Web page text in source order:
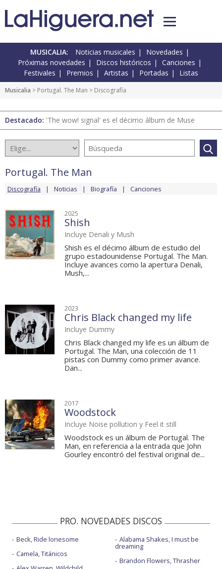
MUSICALIA: Noticias musicales
Novedades
Próximas novedades
Discos históricos
Canciones
Festivales
Premios Artistas Portadas Listas
Musicalia > Portugal. The Man > Discografía
Destacado: 'The wow! signal' es el décimo álbum de Muse
Portugal. The Man
Discografía Noticias Biografía Canciones
2025
Shish
Incluye Denali y Mush
Shish es el décimo álbum de estudio del
grupo estadounidense Portugal. The Man.
Incluye avances como la apertura Denali,
Mush,...
2023
Chris Black changed my life
Incluye Dummy
Chris Black changed my life es un álbum de
Portugal. The Man, una colección de 11
pistas con Dummy como primer avance.
Dan...
2017
Woodstock
Incluye Noise pollution y Feel it still
Woodstock es un álbum de Portugal. The
Man, en referencia a la entrada que John
Gourley encontró del festival original de...
PRO. NOVEDADES DISCOS
Beck, Ride lonesome
Camela, Titánicos
Alabama Shakes, I must be
dreaming
Brandon Flowers, Thrasher